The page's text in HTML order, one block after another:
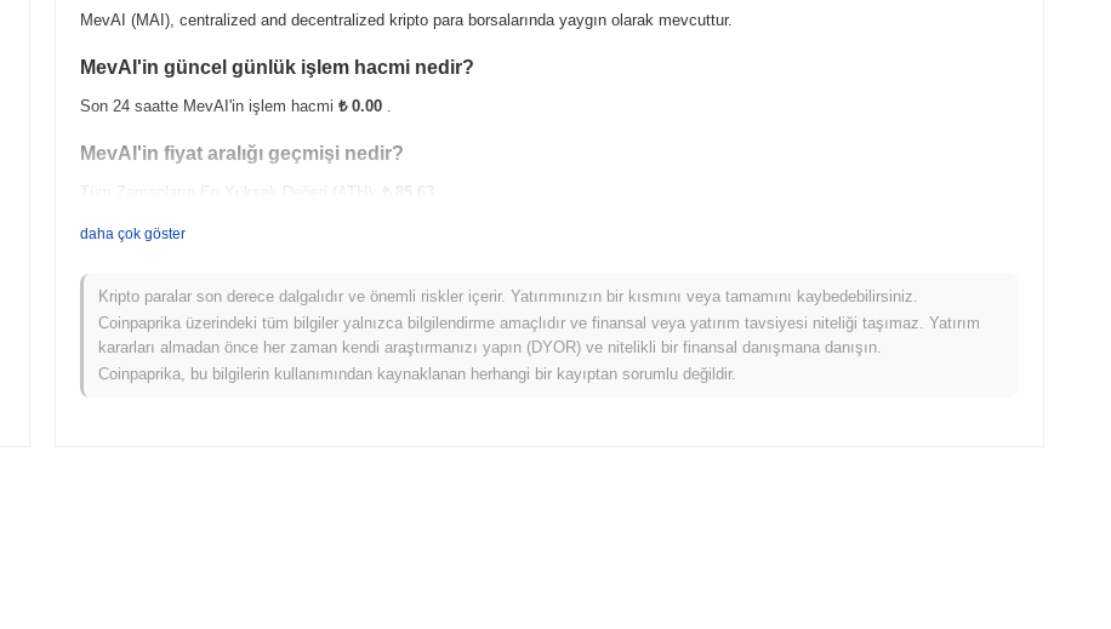
MevAI (MAI), centralized and decentralized kripto para borsalarında yaygın olarak mevcuttur.
MevAI'in güncel günlük işlem hacmi nedir?
Son 24 saatte MevAI'in işlem hacmi ₺ 0.00 .
MevAI'in fiyat aralığı geçmişi nedir?
Tüm Zamanların En Yüksek Değeri (ATH):
₺ 85.63
MevAI, daha geniş kripto piyasasıyla karşılaştırıldığında nasıl performans gösteriyor?
Son 7 günde MevAI 0.00%kazandı, genel kripto piyasasından 0.55%kazanç kaydeden daha düşük performans gösterdi. Bu, daha
geniş piyasa momentumuna göre MAI'ün fiyat hareketinde geçici bir gecikme gösterdiğini belirtir.
daha çok göster
Kripto paralar son derece dalgalıdır ve önemli riskler içerir. Yatırımınızın bir kısmını veya tamamını kaybedebilirsiniz.
Coinpaprika üzerindeki tüm bilgiler yalnızca bilgilendirme amaçlıdır ve finansal veya yatırım tavsiyesi niteliği taşımaz. Yatırım
kararları almadan önce her zaman kendi araştırmanızı yapın (DYOR) ve nitelikli bir finansal danışmana danışın.
Coinpaprika, bu bilgilerin kullanımından kaynaklanan herhangi bir kayıptan sorumlu değildir.